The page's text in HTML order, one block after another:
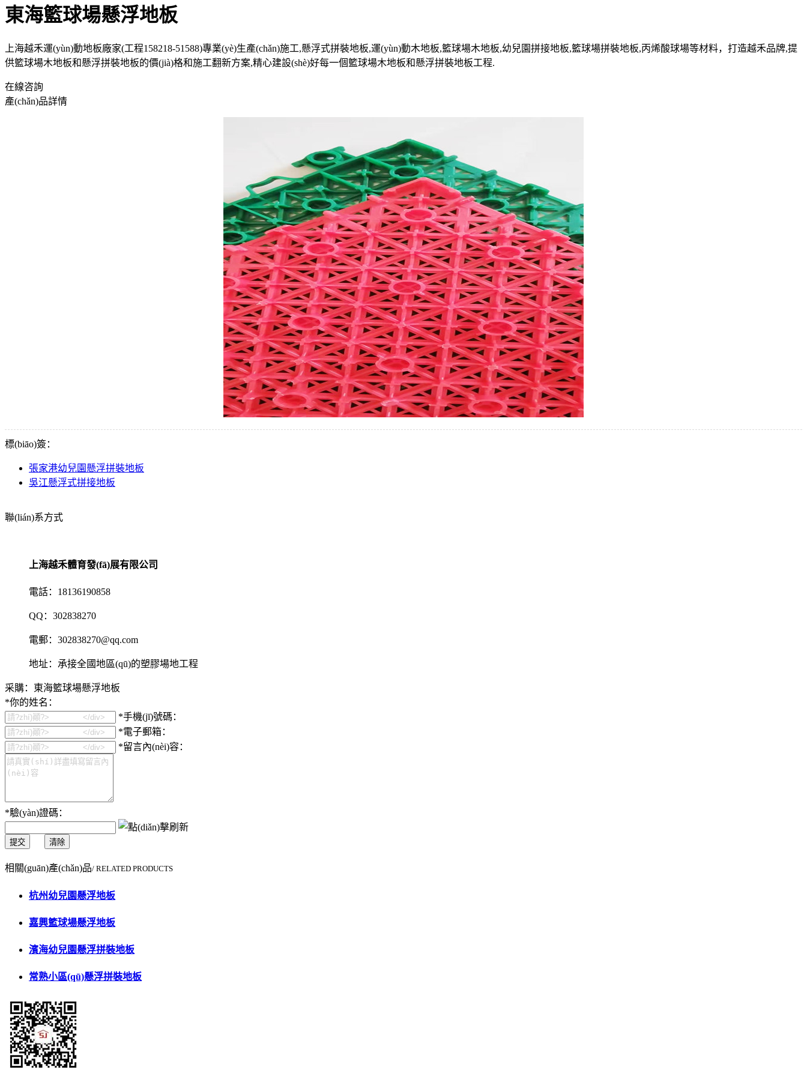
東海籃球場懸浮地板
上海越禾運(yùn)動地板廠家(工程158218-51588)專業(yè)生產(chǎn)施工,懸浮式拼裝地板,運(yùn)動木地板,籃球場木地板,幼兒園拼接地板,籃球場拼裝地板,丙烯酸球場等材料，打造越禾品牌,提
供籃球場木地板和懸浮拼裝地板的價(jià)格和施工翻新方案,精心建設(shè)好每一個籃球場木地板和懸浮拼裝地板工程.
在線咨詢
產(chǎn)品詳情
標(biāo)簽：
張家港幼兒園懸浮拼裝地板
吳江懸浮式拼接地板
聯(lián)系方式
上海越禾體育發(fā)展有限公司
電話：18136190858
QQ：302838270
電郵：302838270@qq.com
地址：承接全國地區(qū)的塑膠場地工程
采購：東海籃球場懸浮地板
*你的姓名：
*手機(jī)號碼：
*電子郵箱：
*留言內(nèi)容：
*驗(yàn)證碼：
提交 清除
相關(guān)產(chǎn)品/ RELATED PRODUCTS
杭州幼兒園懸浮地板
嘉興籃球場懸浮地板
濱海幼兒園懸浮拼裝地板
常熟小區(qū)懸浮拼裝地板